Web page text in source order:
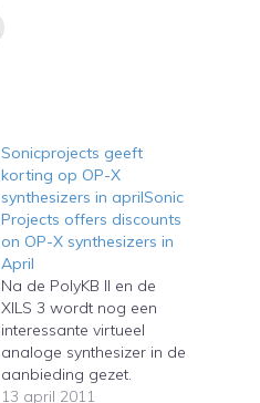
Sonicprojects geeft
korting op OP-X
synthesizers in aprilSonic
Projects offers discounts
on OP-X synthesizers in
April
Na de PolyKB II en de
XILS 3 wordt nog een
interessante virtueel
analoge synthesizer in de
aanbieding gezet.
Sonicprojects geeft in de
13 april 2011